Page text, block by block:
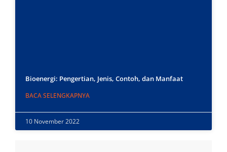
Bioenergi: Pengertian, Jenis, Contoh, dan Manfaat
BACA SELENGKAPNYA
10 November 2022